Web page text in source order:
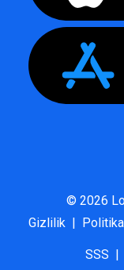
© 2026
Gizlilik |
SSS |